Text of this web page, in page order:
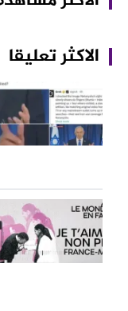
الاكثر تعليقا